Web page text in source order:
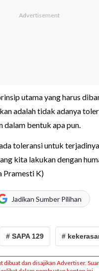
utama yang harus
adalah tidak adanya
dalam bentuk apa pun.
toleransi untuk
kita lakukan dengan
Pramesti K)
Jadikan Sumber Pilihan
# SAPA 129 # kekerasan